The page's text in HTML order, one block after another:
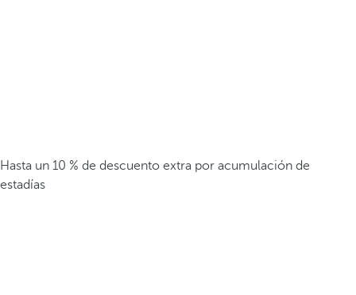
Hasta un 10 % de descuento extra por acumulación de
estadías